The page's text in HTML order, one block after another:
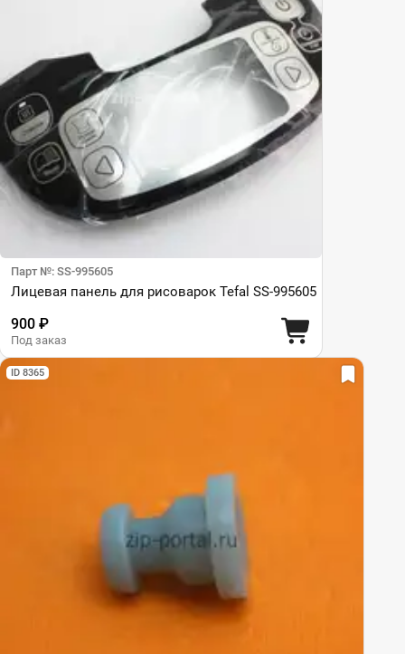
Парт №: SS-995605
Лицевая панель для рисоварок Tefal SS-995605
900 ₽
Под заказ
ID 8365